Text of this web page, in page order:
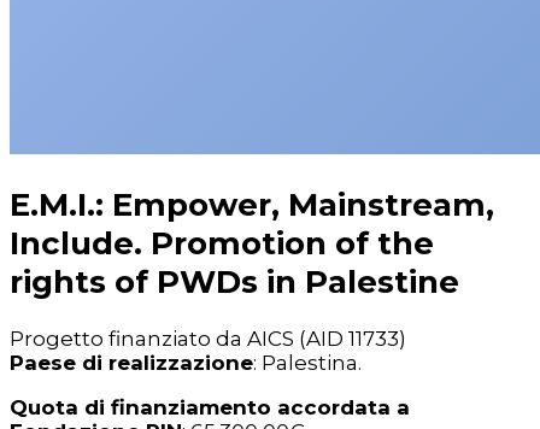
E.M.I.: Empower, Mainstream,
Include. Promotion of the
rights of PWDs in Palestine
Progetto finanziato da AICS (AID 11733)
Paese di realizzazione: Palestina.
Quota di finanziamento accordata a